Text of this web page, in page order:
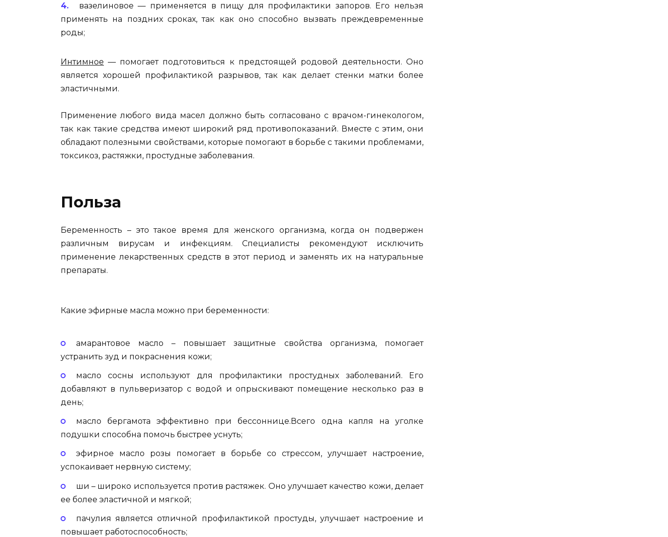
вазелиновое — применяется в пищу для профилактики запоров. Его нельзя
применять на поздних сроках, так как оно способно вызвать преждевременные
роды;
Интимное — помогает подготовиться к предстоящей родовой деятельности. Оно
является хорошей профилактикой разрывов, так как делает стенки матки более
эластичными.
Применение любого вида масел должно быть согласовано с врачом-гинекологом,
так как такие средства имеют широкий ряд противопоказаний. Вместе с этим, они
обладают полезными свойствами, которые помогают в борьбе с такими проблемами,
токсикоз, растяжки, простудные заболевания.
Польза
Беременность – это такое время для женского организма, когда он подвержен
различным вирусам и инфекциям. Специалисты рекомендуют исключить
применение лекарственных средств в этот период и заменять их на натуральные
препараты.
Какие эфирные масла можно при беременности:
амарантовое масло – повышает защитные свойства организма, помогает
устранить зуд и покраснения кожи;
масло сосны используют для профилактики простудных заболеваний. Его
добавляют в пульверизатор с водой и опрыскивают помещение несколько раз в
день;
масло бергамота эффективно при бессоннице.Всего одна капля на уголке
подушки способна помочь быстрее уснуть;
эфирное масло розы помогает в борьбе со стрессом, улучшает настроение,
успокаивает нервную систему;
ши – широко используется против растяжек. Оно улучшает качество кожи, делает
ее более эластичной и мягкой;
пачулия является отличной профилактикой простуды, улучшает настроение и
повышает работоспособность;